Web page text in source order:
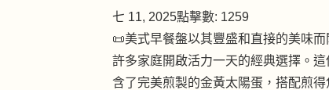
七 11, 2025點擊數: 1259
📜美式早餐盤以其豐盛和直接的美味而
許多家庭開啟活力一天的經典選擇。這
含了完美煎製的金黃太陽蛋，搭配煎